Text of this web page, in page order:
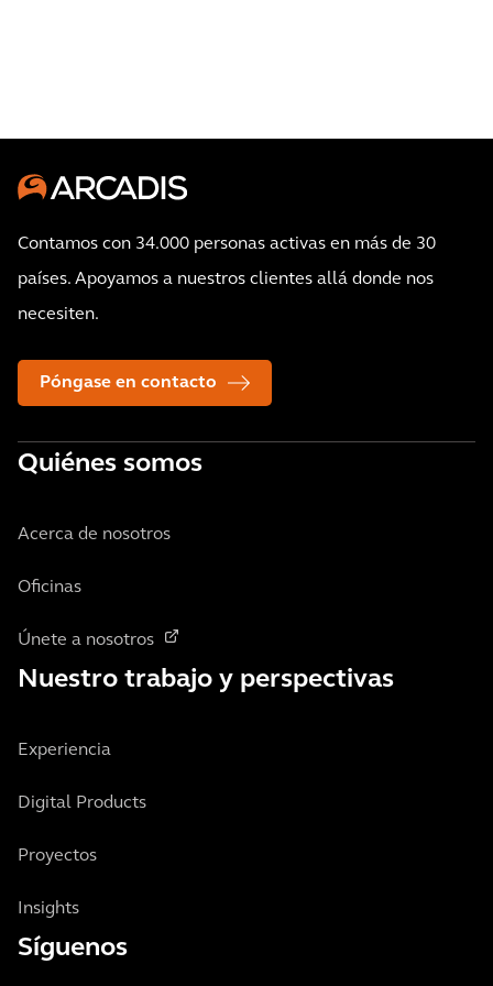
Contamos con 34.000 personas activas en más de 30
países. Apoyamos a nuestros clientes allá donde nos
necesiten.
Póngase en contacto
Quiénes somos
Acerca de nosotros
Oficinas
Únete a nosotros
Nuestro trabajo y perspectivas
Experiencia
Digital Products
Proyectos
Insights
Síguenos